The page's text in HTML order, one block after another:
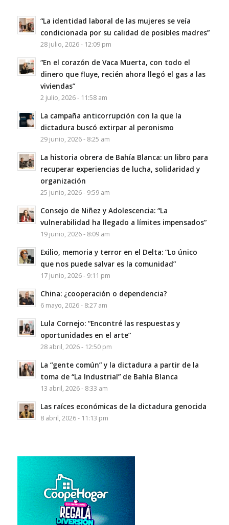
“La identidad laboral de las mujeres se veía
condicionada por su calidad de posibles madres”
28 julio, 2026 - 12:09 pm
“En el corazón de Vaca Muerta, con todo el
dinero que fluye, recién ahora llegó el gas a las
viviendas”
2 julio, 2026 - 11:58 am
La campaña anticorrupción con la que la
dictadura buscó extirpar al peronismo
29 junio, 2026 - 8:25 am
La historia obrera de Bahía Blanca: un libro para
recuperar experiencias de lucha, solidaridad y
organización
25 junio, 2026 - 9:59 am
Consejo de Niñez y Adolescencia: “La
vulnerabilidad ha llegado a límites impensados”
19 junio, 2026 - 8:09 am
Exilio, memoria y terror en el Delta: “Lo único
que nos puede salvar es la comunidad”
17 junio, 2026 - 9:11 pm
China: ¿cooperación o dependencia?
6 mayo, 2026 - 8:27 am
Lula Cornejo: “Encontré las respuestas y
oportunidades en el arte”
28 abril, 2026 - 12:50 pm
La “gente común” y la dictadura a partir de la
toma de “La Industrial” de Bahía Blanca
13 abril, 2026 - 8:33 am
Las raíces económicas de la dictadura genocida
8 abril, 2026 - 11:13 pm